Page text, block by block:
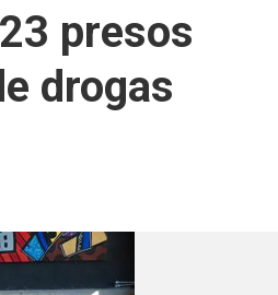
presos
drogas